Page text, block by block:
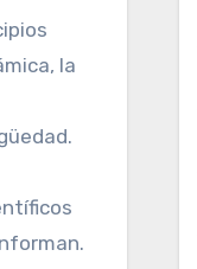
la